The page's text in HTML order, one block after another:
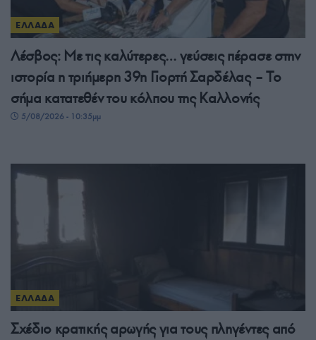
ΕΛΛΑΔΑ
Λέσβος: Με τις καλύτερες… γεύσεις πέρασε στην
ιστορία η τριήμερη 39η Γιορτή Σαρδέλας – Το
σήμα κατατεθέν του κόλπου της Καλλονής
5/08/2026 - 10:35μμ
ΕΛΛΑΔΑ
Σχέδιο κρατικής αρωγής για τους πληγέντες από